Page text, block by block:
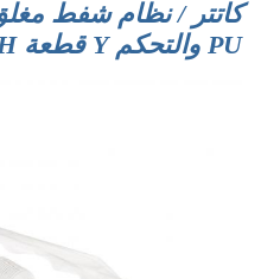
كاتتر / نظام شفط
PU والتحكم Y قطعة 24H